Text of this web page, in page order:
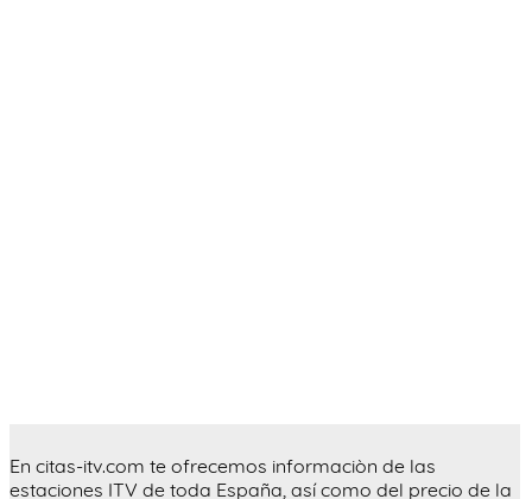
En citas-itv.com te ofrecemos informaciòn de las
estaciones ITV de toda España, así como del precio de la